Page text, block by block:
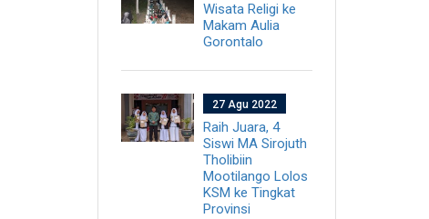
Wisata Religi ke
Makam Aulia
Gorontalo
27 Agu 2022
Raih Juara, 4
Siswi MA Sirojuth
Tholibiin
Mootilango Lolos
KSM ke Tingkat
Provinsi